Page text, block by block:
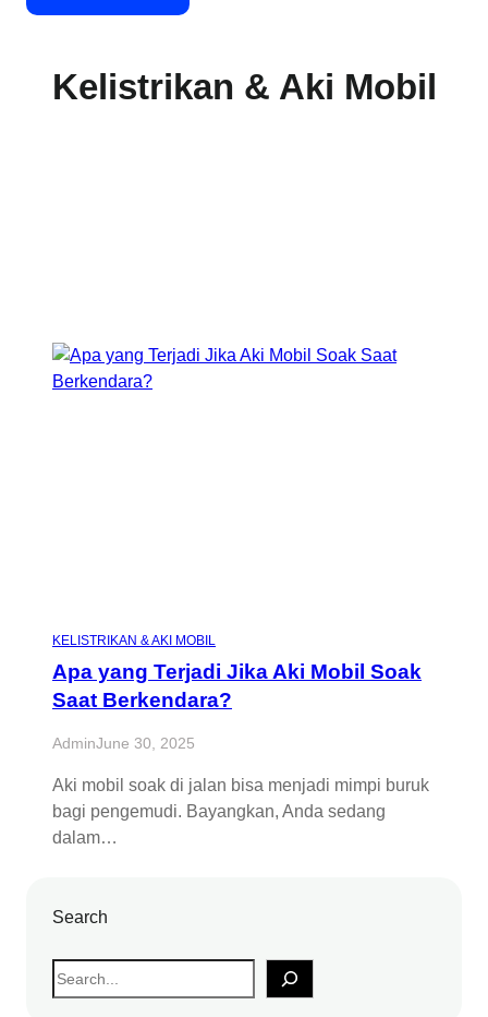
Kelistrikan & Aki Mobil
KELISTRIKAN & AKI MOBIL
Apa yang Terjadi Jika Aki Mobil Soak
Saat Berkendara?
AdminJune 30, 2025
Aki mobil soak di jalan bisa menjadi mimpi buruk
bagi pengemudi. Bayangkan, Anda sedang
dalam…
Search
S
e